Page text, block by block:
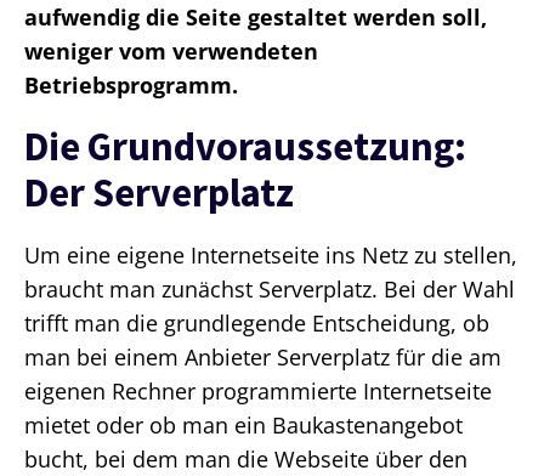
aufwendig die Seite gestaltet werden soll,
weniger vom verwendeten
Betriebsprogramm.
Die Grundvoraussetzung:
Der Serverplatz
Um eine eigene Internetseite ins Netz zu stellen,
braucht man zunächst Serverplatz. Bei der Wahl
trifft man die grundlegende Entscheidung, ob
man bei einem Anbieter Serverplatz für die am
eigenen Rechner programmierte Internetseite
mietet oder ob man ein Baukastenangebot
bucht, bei dem man die Webseite über den